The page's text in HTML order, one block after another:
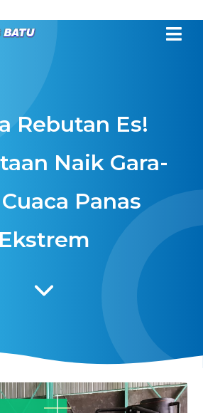
Rebutan Es!
Naik Gara-
Panas
Ekstrem